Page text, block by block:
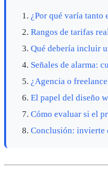
¿Por qué varía tanto
Rangos de tarifas
Qué debería incluir
Señales de alarma:
¿Agencia o
El papel del diseño
Cómo evaluar si el
Conclusión: invierte